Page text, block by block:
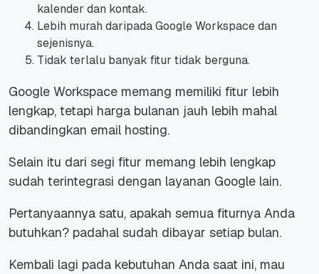
kalender dan kontak.
Lebih murah daripada Google Workspace dan
sejenisnya.
Tidak terlalu banyak fitur tidak berguna.
Google Workspace memang memiliki fitur lebih
lengkap, tetapi harga bulanan jauh lebih mahal
dibandingkan email hosting.
Selain itu dari segi fitur memang lebih lengkap
sudah terintegrasi dengan layanan Google lain.
Pertanyaannya satu, apakah semua fiturnya Anda
butuhkan? padahal sudah dibayar setiap bulan.
Kembali lagi pada kebutuhan Anda saat ini, mau